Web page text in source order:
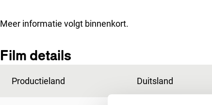
Meer informatie volgt binnenkort.
Film details
Productieland Duitsland